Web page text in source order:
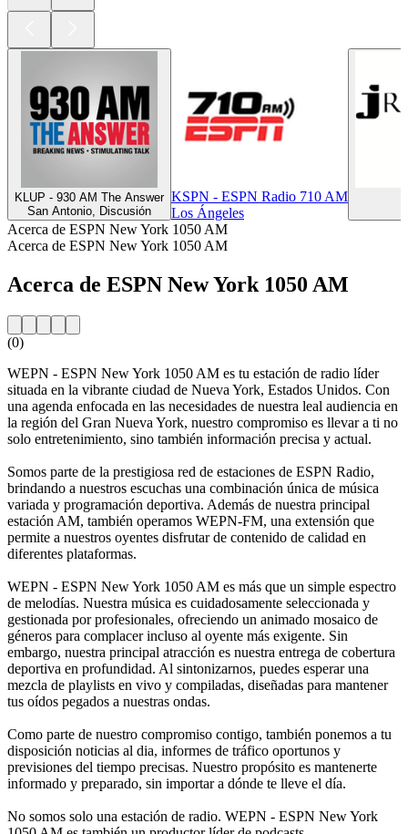
KLUP - 930 AM The Answer
San Antonio, Discusión
KSPN - ESPN Radio 710 AM
Los Ángeles
Acerca de ESPN New York 1050 AM
Acerca de ESPN New York 1050 AM
Acerca de ESPN New York 1050 AM
(0)
WEPN - ESPN New York 1050 AM es tu estación de radio líder
situada en la vibrante ciudad de Nueva York, Estados Unidos. Con
una agenda enfocada en las necesidades de nuestra leal audiencia en
la región del Gran Nueva York, nuestro compromiso es llevar a ti no
solo entretenimiento, sino también información precisa y actual.
Somos parte de la prestigiosa red de estaciones de ESPN Radio,
brindando a nuestros escuchas una combinación única de música
variada y programación deportiva. Además de nuestra principal
estación AM, también operamos WEPN-FM, una extensión que
permite a nuestros oyentes disfrutar de contenido de calidad en
diferentes plataformas.
WEPN - ESPN New York 1050 AM es más que un simple espectro
de melodías. Nuestra música es cuidadosamente seleccionada y
gestionada por profesionales, ofreciendo un animado mosaico de
géneros para complacer incluso al oyente más exigente. Sin
embargo, nuestra principal atracción es nuestra entrega de cobertura
deportiva en profundidad. Al sintonizarnos, puedes esperar una
mezcla de playlists en vivo y compiladas, diseñadas para mantener
tus oídos pegados a nuestras ondas.
Como parte de nuestro compromiso contigo, también ponemos a tu
disposición noticias al dia, informes de tráfico oportunos y
previsiones del tiempo precisas. Nuestro propósito es mantenerte
informado y preparado, sin importar a dónde te lleve el día.
No somos solo una estación de radio. WEPN - ESPN New York